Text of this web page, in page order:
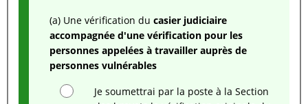
(a) Une vérification du casier judiciaire
accompagnée d'une vérification pour les
personnes appelées à travailler auprès de
personnes vulnérables
Je soumettrai par la poste à la Section